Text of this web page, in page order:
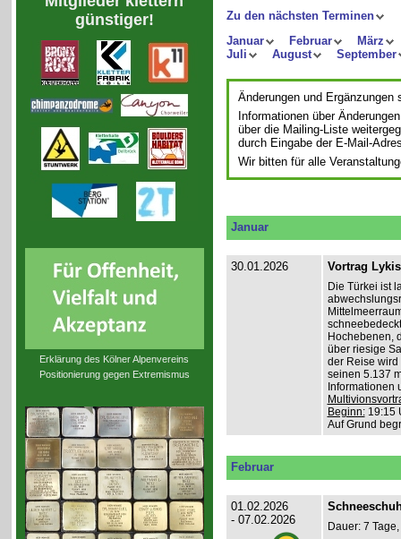
günstiger!
Erklärung des Kölner Alpenvereins
Positionierung gegen Extremismus
Zu den nächsten Terminen
Januar
Februar
März
Juli
August September
Änderungen und Ergänzungen
Informationen über
über die Mailing-Liste
durch Eingabe der E-Mail-
Wir bitten für alle
Januar
30.01.2026 Vortrag
Die Türkei ist
Hochebenen,
über riesige
der Reise wird
seinen 5.137
Informationen
Beginn:19:15
Auf Grund
Februar
01.02.2026
- 07.02.2026
Dauer: 7